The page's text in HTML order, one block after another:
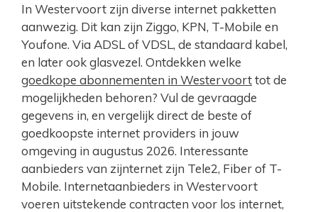
In Westervoort zijn diverse internet pakketten
aanwezig. Dit kan zijn Ziggo, KPN, T-Mobile en
Youfone. Via ADSL of VDSL, de standaard kabel,
en later ook glasvezel. Ontdekken welke
goedkope abonnementen in Westervoorttot de
mogelijkheden behoren? Vul de gevraagde
gegevens in, en vergelijk direct de beste of
goedkoopste internet providers in jouw
omgeving in augustus 2026. Interessante
aanbieders van zijnternet zijn Tele2, Fiber of T-
Mobile. Internetaanbieders in Westervoort
voeren uitstekende contracten voor los internet,